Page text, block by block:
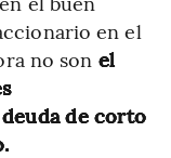
en el
no son el
de corto